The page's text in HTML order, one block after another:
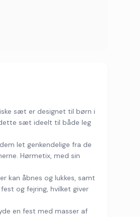
sæt er designet til børn i
sæt ideelt til både leg
let genkendelige fra de
Hørmetix, med sin
kan åbnes og lukkes, samt
og fejring, hvilket giver
en fest med masser af